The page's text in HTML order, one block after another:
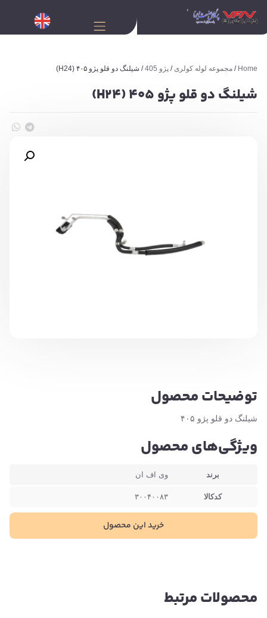
Home
/ مجموعه لوله کولری/ پژو 405 / شیلنگ دو قلو پژو ۴۰۵ (H24)
شیلنگ دو قلو پژو ۴۰۵ (H24)
توضیحات محصول
شیلنگ دو قلو پژو ۴۰۵
ویژگی‌های محصول
برند وی اف ان
کدکالا ۳۰۰۴۰۰۸۳
خرید این محصول
محصولات مرتبط